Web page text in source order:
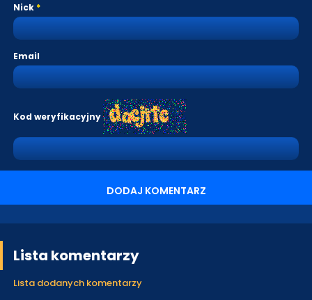
Nick
Email
Kod weryfikacyjny
DODAJ KOMENTARZ
Lista komentarzy
Lista dodanych komentarzy